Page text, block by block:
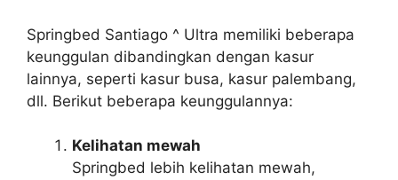
Springbed Santiago ^ Ultra memiliki beberapa
keunggulan dibandingkan dengan kasur
lainnya, seperti kasur busa, kasur palembang,
dll. Berikut beberapa keunggulannya:
Kelihatan mewah
Springbed lebih kelihatan mewah,